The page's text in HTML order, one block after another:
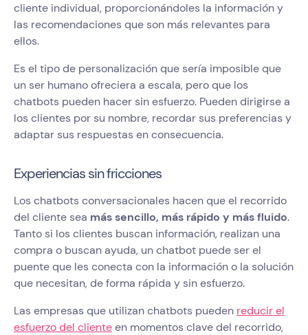
cliente individual, proporcionándoles la información y
las recomendaciones que son más relevantes para
ellos.
Es el tipo de personalización que sería imposible que
un ser humano ofreciera a escala, pero que los
chatbots pueden hacer sin esfuerzo. Pueden dirigirse a
los clientes por su nombre, recordar sus preferencias y
adaptar sus respuestas en consecuencia.
Experiencias sin fricciones
Los chatbots conversacionales hacen que el recorrido
del cliente sea más sencillo, más rápido y más fluido.
Tanto si los clientes buscan información, realizan una
compra o buscan ayuda, un chatbot puede ser el
puente que les conecta con la información o la solución
que necesitan, de forma rápida y sin esfuerzo.
Las empresas que utilizan chatbots pueden reducir el
esfuerzo del clienteen momentos clave del recorrido,